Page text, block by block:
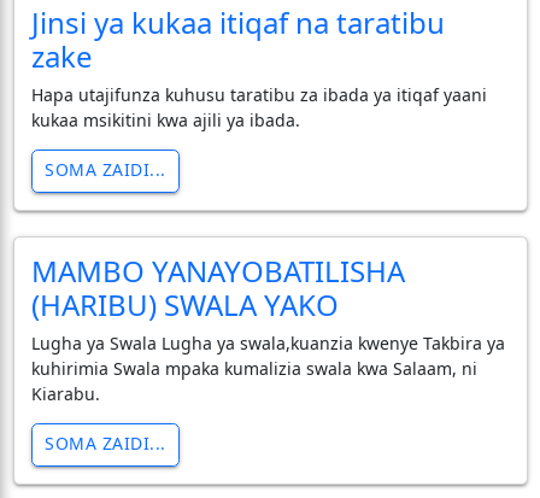
Jinsi ya kukaa itiqaf na taratibu
zake
Hapa utajifunza kuhusu taratibu za ibada ya itiqaf yaani
kukaa msikitini kwa ajili ya ibada.
SOMA ZAIDI...
MAMBO YANAYOBATILISHA
(HARIBU) SWALA YAKO
Lugha ya Swala Lugha ya swala,kuanzia kwenye Takbira ya
kuhirimia Swala mpaka kumalizia swala kwa Salaam, ni
Kiarabu.
SOMA ZAIDI...